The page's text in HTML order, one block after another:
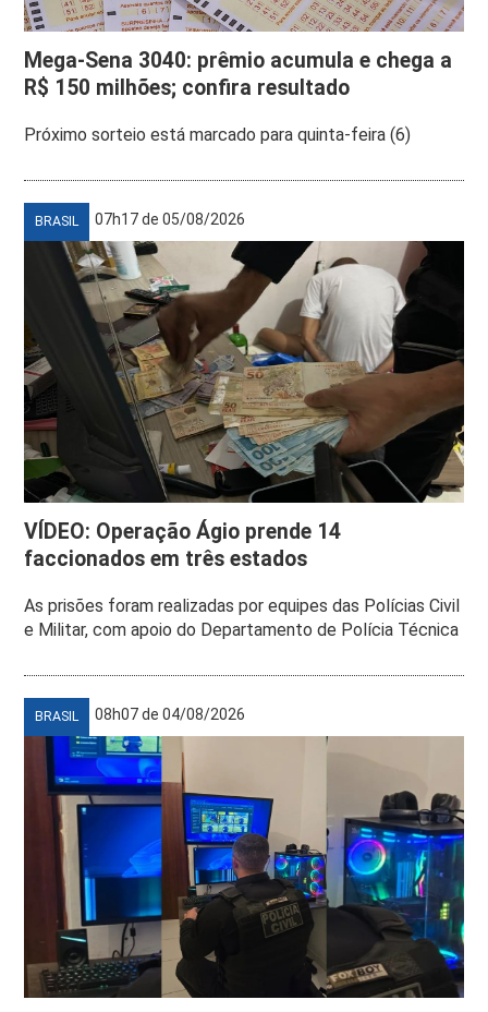
Mega-Sena 3040: prêmio acumula e chega a
R$ 150 milhões; confira resultado
Próximo sorteio está marcado para quinta-feira (6)
BRASIL 07h17 de 05/08/2026
VÍDEO: Operação Ágio prende 14
faccionados em três estados
As prisões foram realizadas por equipes das Polícias Civil
e Militar, com apoio do Departamento de Polícia Técnica
BRASIL 08h07 de 04/08/2026